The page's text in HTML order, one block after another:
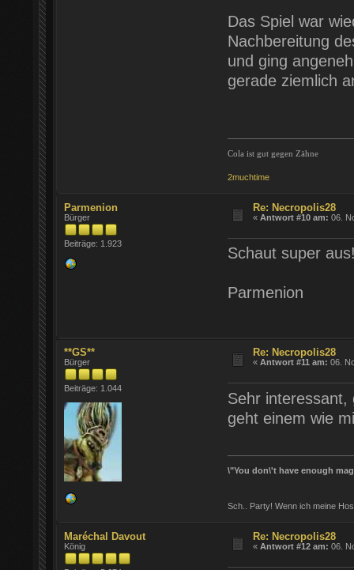
Das Spiel war
Nachbereitung
und ging
gerade ziemlich
Cola ist gut gegen Zähne
2muchtime
Parmenion
Bürger
Beiträge: 1.923
Re: Necropolis28
«Antwort #10 am: 06.
Schaut super
Parmenion
**GS**
Bürger
Beiträge: 1.044
Re: Necropolis28
«Antwort #11 am: 06.
Sehr interessant,
geht einem wie
\"You don\'t have enough
Sch.. Party! Wenn ich meine
Maréchal Davout
König
Re: Necropolis28
«Antwort #12 am: 06.